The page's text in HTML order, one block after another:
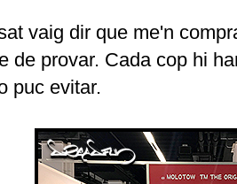
vaig dir que me'n
de provar. Cada cop hi
puc evitar.